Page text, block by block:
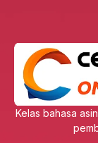
Kelas bahasa